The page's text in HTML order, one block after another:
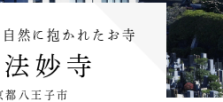
然に抱かれたお寺
法妙寺
都八王子市